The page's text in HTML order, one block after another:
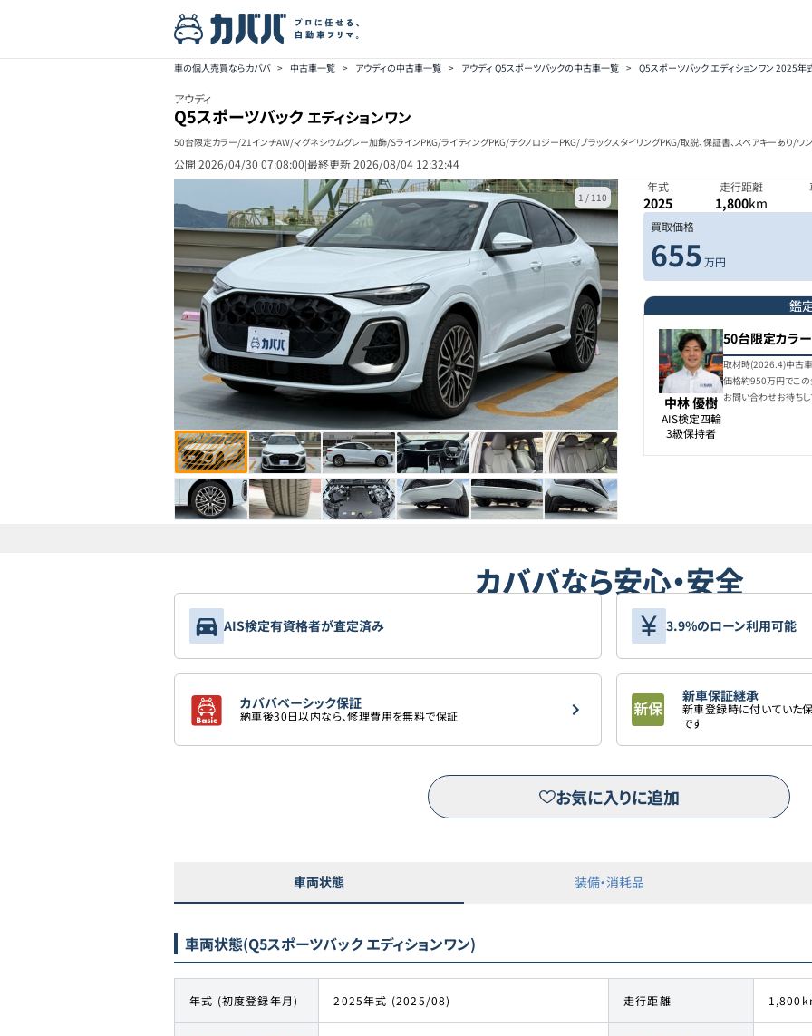
車の個人売買ならカババ > 中古車一覧 > アウディの中古車一覧 > アウディ Q5スポーツバックの中古車一覧 > Q5スポーツバック エディションワン 2025
アウディ
Q5スポーツバック エディションワン
50台限定カラー/21インチAW/マグネシウムグレー加飾/SラインPKG/ライティングPKG/テクノロジーPKG/ブラックスタイリングPKG/取説、保証書、スペアキーあり/ワ
公開 2026/04/30 07:08:00|最終更新2026/08/04 12:32:44
1 / 110
年式
2025
走行距離
1,800km
買取価格
655 万円
鑑
中林 優樹
AIS検定四輪
3級保持者
50台限定カラー
取材時(2026.4)中古
価格約950万円でこの
お問い合わせお待ちし
カババなら安心・安全
AIS検定有資格者が査定済み 3.9%のローン利用可能
カババベーシック保証
納車後30日以内なら、修理費用を無料で保証
新車保証継承
新車登録時に付いていた
です
お気に入りに追加
車両状態 装備・消耗品
車両状態(Q5スポーツバック エディションワン)
年式 (初度登録年月) 2025年式 (2025/08) 走行距離